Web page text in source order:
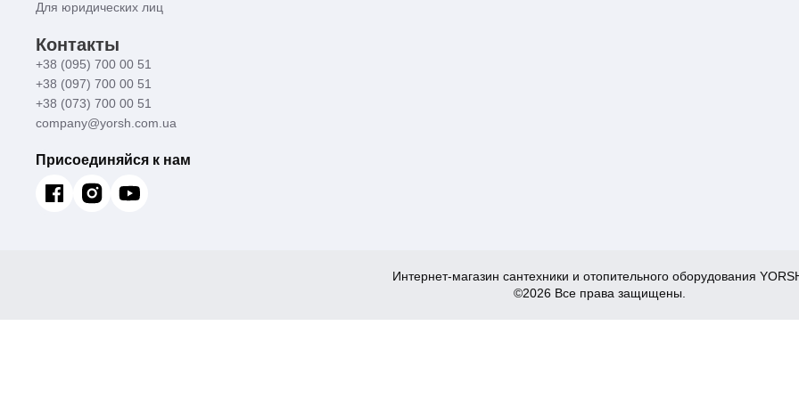
Для юридических лиц
Контакты
+38 (095) 700 00 51
+38 (097) 700 00 51
+38 (073) 700 00 51
company@yorsh.com.ua
Присоединяйся к нам
Интернет-магазин сантехники и отопительного оборудования
©2026 Все права защищены.